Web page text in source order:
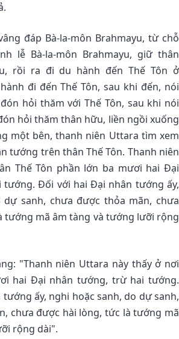
đáp Bà-la-môn Brahmayu, từ chỗ
lễ Bà-la-môn Brahmayu, giữ thân
rồi ra đi du hành đến Thế Tôn ở
đi đến Thế Tôn, sau khi đến, nói
hỏi thăm với Thế Tôn, sau khi nói
hỏi thăm thân hữu, liền ngồi xuống
một bên, thanh niên Uttara tìm xem
tướng trên thân Thế Tôn. Thanh niên
Thế Tôn phần lớn ba mươi hai Ðại
Ðối với hai Ðại nhân tướng ấy,
dự sanh, chưa được thỏa mãn, chưa
tướng mã âm tàng và tướng lưỡi rộng
"Thanh niên Uttara này thấy ở nơi
hai Ðại nhân tướng, trừ hai tướng.
ấy, nghi hoặc sanh, do dự sanh,
chưa được hài lòng, tức là tướng mã
rộng dài".